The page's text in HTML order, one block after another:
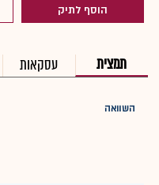
הוסף לתיק
תמצית עסקאות
השוואה